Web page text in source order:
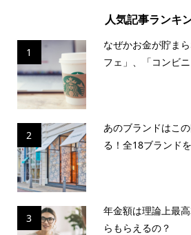
人気記事ランキ
1
なぜかお金が貯ま
フェ」、「コンビ
2
あのブランドはこ
る！全18ブランド
3
年金額は理論上最
らもらえるの？